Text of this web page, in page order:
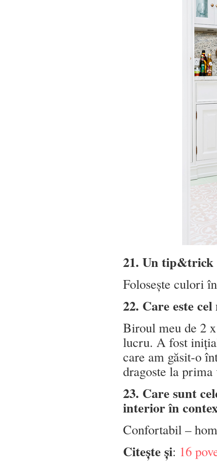
21. Un tip&trick
Folosește culori
22. Care este
Biroul meu de 2
lucru. A fost
care am găsit-o
dragoste la prima
23. Care sunt
interior în
Confortabil –
Citește și: 16